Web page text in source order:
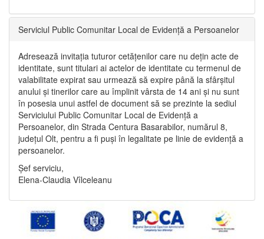
Serviciul Public Comunitar Local de Evidență a Persoanelor
Adresează invitația tuturor cetățenilor care nu dețin acte de
identitate, sunt titulari ai actelor de identitate cu termenul de
valabilitate expirat sau urmează să expire până la sfârșitul
anului și tinerilor care au împlinit vârsta de 14 ani și nu sunt
în posesia unui astfel de document să se prezinte la sediul
Serviciului Public Comunitar Local de Evidență a
Persoanelor, din Strada Centura Basarabilor, numărul 8,
județul Olt, pentru a fi puși în legalitate pe linie de evidență a
persoanelor.
Șef serviciu,
Elena-Claudia Vîlceleanu